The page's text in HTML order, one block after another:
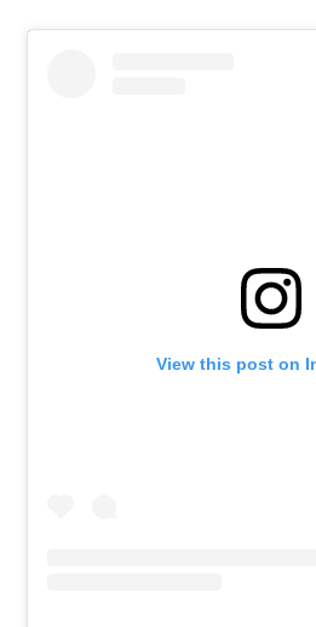
View this post on